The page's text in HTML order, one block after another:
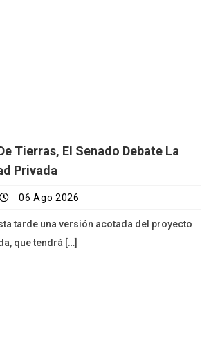
Tierras, El Senado Debate La
Privada
06 Ago 2026
tarde una versión acotada del proyecto
que tendrá […]